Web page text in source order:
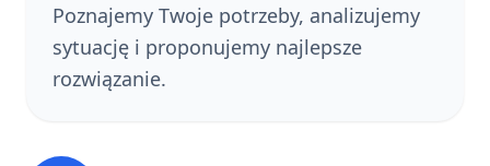
Poznajemy Twoje potrzeby, analizujemy
sytuację i proponujemy najlepsze
rozwiązanie.